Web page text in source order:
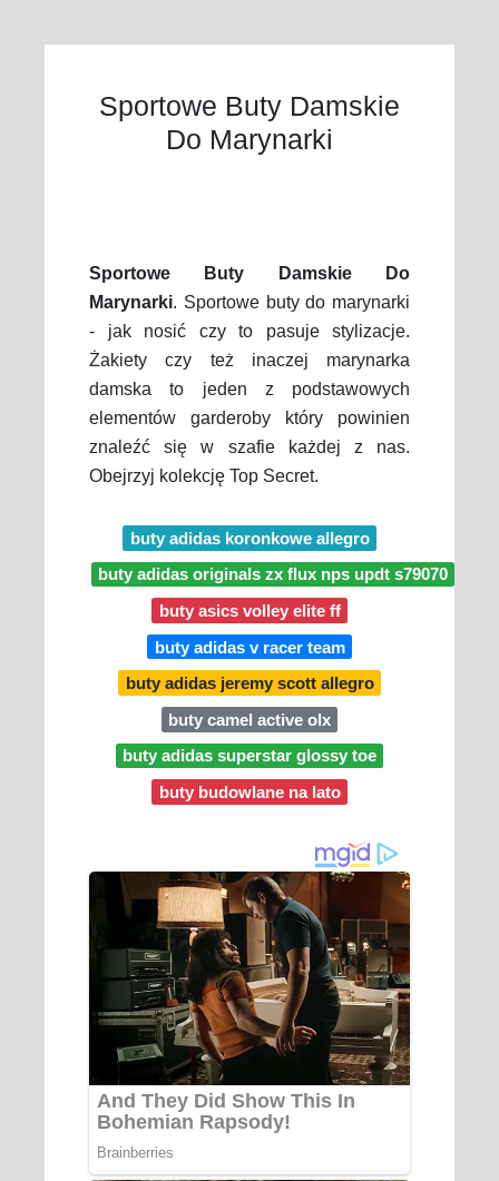
Sportowe Buty Damskie
Do Marynarki
Sportowe Buty Damskie Do
Marynarki. Sportowe buty do marynarki
- jak nosić czy to pasuje stylizacje.
Żakiety czy też inaczej marynarka
damska to jeden z podstawowych
elementów garderoby który powinien
znaleźć się w szafie każdej z nas.
Obejrzyj kolekcję Top Secret.
buty adidas koronkowe allegro
buty adidas originals zx flux nps updt s79070
buty asics volley elite ff
buty adidas v racer team
buty adidas jeremy scott allegro
buty camel active olx
buty adidas superstar glossy toe
buty budowlane na lato